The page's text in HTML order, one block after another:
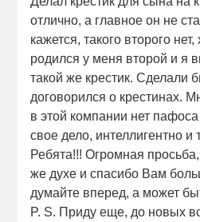
отлично, а главное он не
кажется, такого второго
родился у меня второй и я
такой же крестик. Сделали
договорился о крестинах.
в этой компании нет
свое дело, интеллигентно
Ребята!!! Огромная
же духе и спасибо Вам
думайте вперед, а может
P. S. Приду еще, до новых